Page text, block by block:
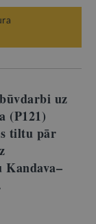
uz
(P121)
tiltu pār
Kandava–